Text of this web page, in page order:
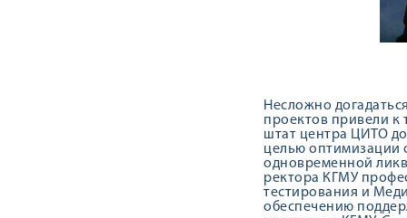
Несложно
проектов привели к
штат центра ЦИТО
целью оптимизации
одновременной
ректора КГМУ
тестирования и
обеспечению